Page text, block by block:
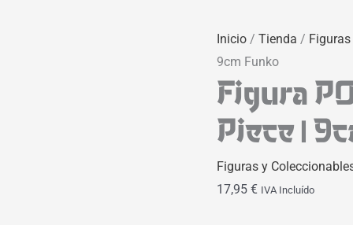
Inicio /Tienda /
9cm Funko
Figura
Piece |
Figuras y
17,95€ IVA Incluído
Piece
|
9cm
Funko
cantidad